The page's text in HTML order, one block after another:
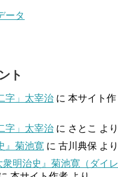
ータ
ト
字」太宰治 に 本サイト作
字」太宰治 に さとこ より
』菊池寛 に 古川典保 より
衆明治史』菊池寛（ダイレ